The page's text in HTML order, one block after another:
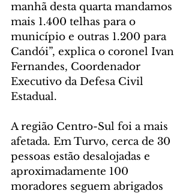
manhã desta quarta mandamos
mais 1.400 telhas para o
município e outras 1.200 para
Candói”, explica o coronel Ivan
Fernandes, Coordenador
Executivo da Defesa Civil
Estadual.
A região Centro-Sul foi a mais
afetada. Em Turvo, cerca de 30
pessoas estão desalojadas e
aproximadamente 100
moradores seguem abrigados